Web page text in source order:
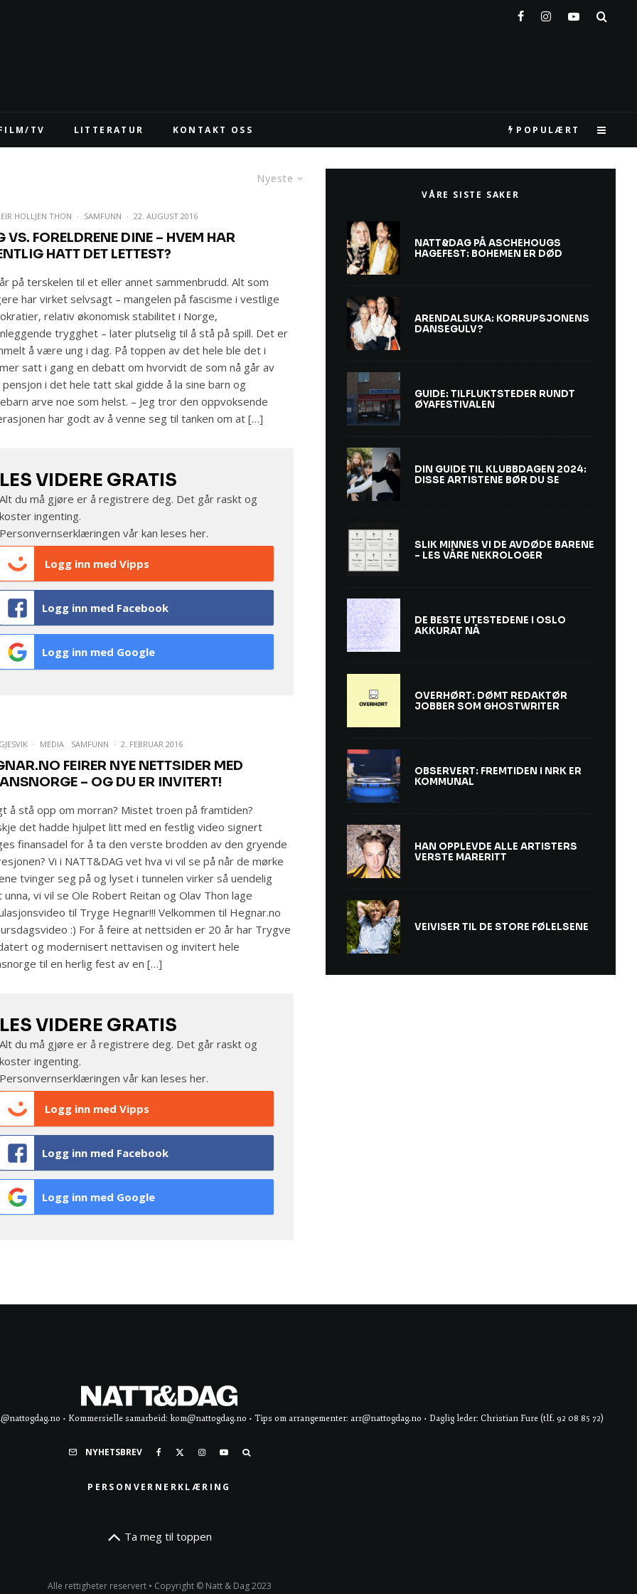
TV LITTERATUR KONTAKT OSS POPULÆRT
Nyeste
HOLLJEN THON · SAMFUNN · 22. AUGUST 2016
VS. FORELDRENE DINE – HVEM HAR
HATT DET LETTEST?
på terskelen til et eller annet sammenbrudd. Alt som
har virket selvsagt – mangelen på fascisme i vestlige
relativ økonomisk stabilitet i Norge,
trygghet – later plutselig til å stå på spill. Det er
å være ung i dag. På toppen av det hele ble det i
satt i gang en debatt om hvorvidt de som nå går av
pensjon i det hele tatt skal gidde å la sine barn og
arve noe som helst. – Jeg tror den oppvoksende
har godt av å venne seg til tanken om at […]
LES VIDERE GRATIS
Alt du må gjøre er å registrere deg. Det går raskt og
koster ingenting.
Personvernserklæringen vår kan lesesher.
Logg inn med Vipps
Logg inn med Facebook
Logg inn med Google
· MEDIA SAMFUNN · 2. FEBRUAR 2016
FEIRER NYE NETTSIDER MED
– OG DU ER INVITERT!
å stå opp om morran? Mistet troen på framtiden?
det hadde hjulpet litt med en festlig video signert
finansadel for å ta den verste brodden av den gryende
Vi i NATT&DAG vet hva vi vil se på når de mørke
tvinger seg på og lyset i tunnelen virker så uendelig
unna, vi vil se Ole Robert Reitan og Olav Thon lage
til Tryge Hegnar!!! Velkommen til Hegnar.no
:) For å feire at nettsiden er 20 år har Trygve
og modernisert nettavisen og invitert hele
til en herlig fest av en […]
LES VIDERE GRATIS
Alt du må gjøre er å registrere deg. Det går raskt og
koster ingenting.
Personvernserklæringen vår kan lesesher.
Logg inn med Vipps
Logg inn med Facebook
Logg inn med Google
VÅRE SISTE SAKER
NATT&DAG PÅ ASCHEHOUGS
HAGEFEST: BOHEMEN ER DØD
ARENDALSUKA: KORRUPSJONENS
DANSEGULV?
GUIDE: TILFLUKTSTEDER RUNDT
ØYAFESTIVALEN
DIN GUIDE TIL KLUBBDAGEN 2024:
DISSE ARTISTENE BØR DU SE
SLIK MINNES VI DE AVDØDE BARENE
– LES VÅRE NEKROLOGER
DE BESTE UTESTEDENE I OSLO
AKKURAT NÅ
OVERHØRT: DØMT REDAKTØR
JOBBER SOM GHOSTWRITER
OBSERVERT: FREMTIDEN I NRK ER
KOMMUNAL
HAN OPPLEVDE ALLE ARTISTERS
VERSTE MARERITT
VEIVISER TIL DE STORE FØLELSENE
• Kommersielle samarbeid: kom@nattogdag.no • Tips om arrangementer: arr@nattogdag.no • Daglig leder: Christian Fure (tlf. 92 08 85 72)
NYHETSBREV
PERSONVERNERKLÆRING
Ta meg til toppen
Alle rettigheter reservert • Copyright © Natt & Dag 2023